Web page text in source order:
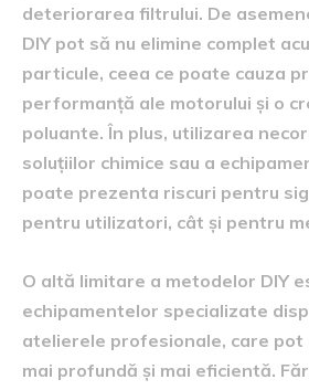
deteriorarea filtrului. De
DIY pot să nu elimine complet
particule, ceea ce poate cauza
performanță ale motorului și o
poluante. În plus, utilizarea
soluțiilor chimice sau a
poate prezenta riscuri pentru
pentru utilizatori, cât și pentru
O altă limitare a metodelor DIY
echipamentelor specializate
atelierele profesionale, care pot
mai profundă și mai eficientă.